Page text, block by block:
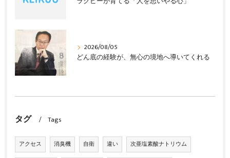
2026/08/05
どん底の経験が、無心の境地へ導いてくれる
タグ Tags
アクセス 消臭機 自衛 違い 次亜塩素酸ナトリウム